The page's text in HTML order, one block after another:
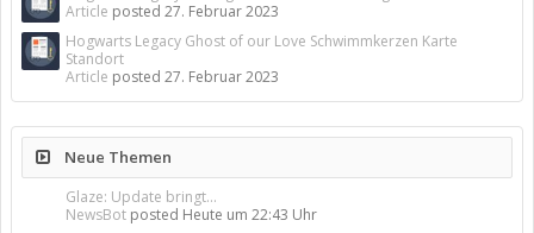
Article posted 27. Februar 2023
Hogwarts Legacy Ghost of our Love Schwimmkerzen Karte
Standort
Article posted 27. Februar 2023
Neue Themen
Glaze: Update bringt...
NewsBot posted Heute um 22:43 Uhr